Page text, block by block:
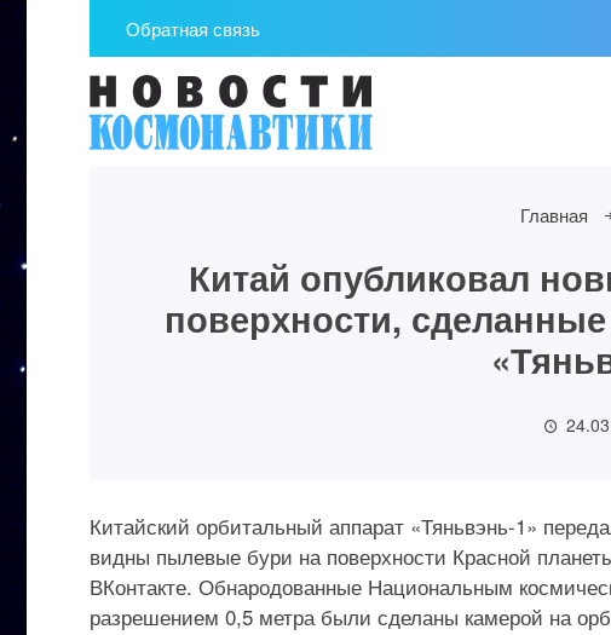
Обратная связь
Главная
Китай опубликовал
поверхности,
Китайский орбитальный аппарат «Тяньвэнь-1»
видны пылевые бури на поверхности Красной
ВКонтакте. Обнародованные Национальным
разрешением 0,5 метра были сделаны камерой на